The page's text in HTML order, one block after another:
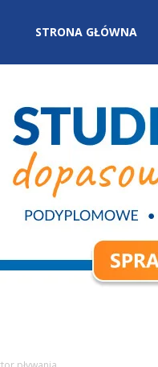
STRONA GŁÓWNA